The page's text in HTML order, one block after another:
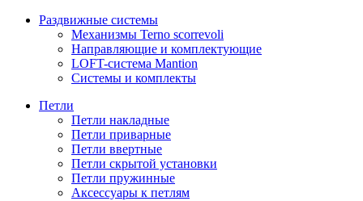
Раздвижные системы
Механизмы Terno scorrevoli
Направляющие и комплектующие
LOFT-cистема Mantion
Системы и комплекты
Петли
Петли накладные
Петли приварные
Петли ввертные
Петли скрытой установки
Петли пружинные
Аксессуары к петлям